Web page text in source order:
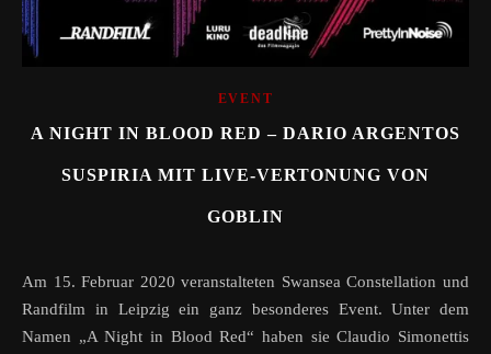
EVENT
A NIGHT IN BLOOD RED – DARIO ARGENTOS
SUSPIRIA MIT LIVE-VERTONUNG VON
GOBLIN
Am 15. Februar 2020 veranstalteten Swansea Constellation und
Randfilm in Leipzig ein ganz besonderes Event. Unter dem
Namen „A Night in Blood Red“ haben sie Claudio Simonettis